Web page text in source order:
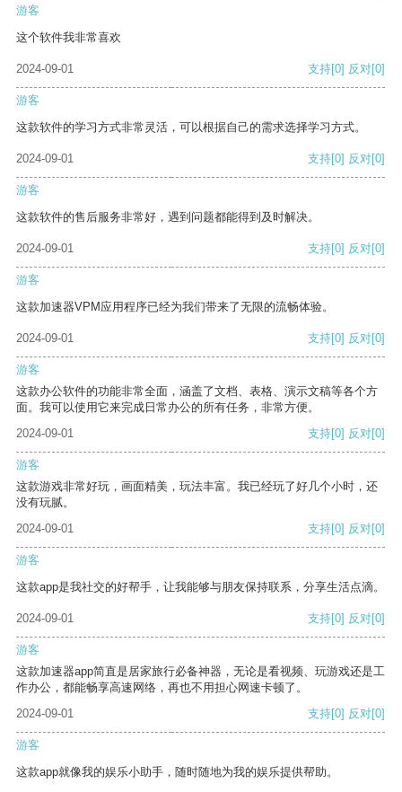
游客
这个软件我非常喜欢
2024-09-01 支持[0] 反对[0]
游客
这款软件的学习方式非常灵活，可以根据自己的需求选择学习方式。
2024-09-01 支持[0] 反对[0]
游客
这款软件的售后服务非常好，遇到问题都能得到及时解决。
2024-09-01 支持[0] 反对[0]
游客
这款加速器VPM应用程序已经为我们带来了无限的流畅体验。
2024-09-01 支持[0] 反对[0]
游客
这款办公软件的功能非常全面，涵盖了文档、表格、演示文稿等各个方
面。我可以使用它来完成日常办公的所有任务，非常方便。
2024-09-01
支持[0] 反对[0]
游客
这款游戏非常好玩，画面精美，玩法丰富。我已经玩了好几个小时，还
没有玩腻。
2024-09-01
支持[0] 反对[0]
游客
这款app是我社交的好帮手，让我能够与朋友保持联系，分享生活点滴。
2024-09-01 支持[0] 反对[0]
游客
这款加速器app简直是居家旅行必备神器，无论是看视频、玩游戏还是工
作办公，都能畅享高速网络，再也不用担心网速卡顿了。
2024-09-01
支持[0] 反对[0]
游客
这款app就像我的娱乐小助手，随时随地为我的娱乐提供帮助。